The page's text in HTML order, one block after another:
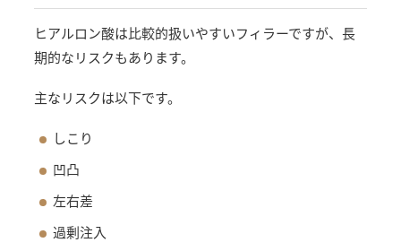
ヒアルロン酸は比較的扱いやすいフィラーですが、長
期的なリスクもあります。
主なリスクは以下です。
しこり
凹凸
左右差
過剰注入